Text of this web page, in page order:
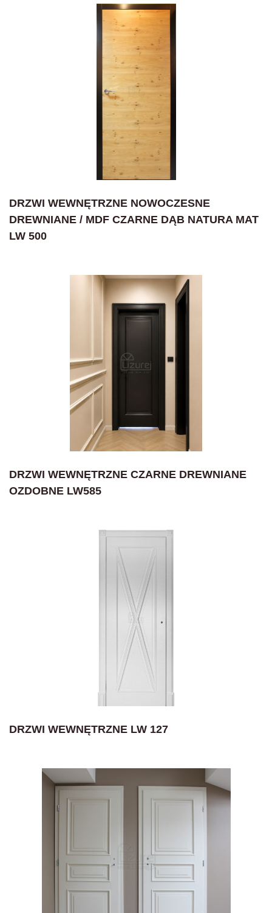
DRZWI WEWNĘTRZNE NOWOCZESNE
DREWNIANE / MDF CZARNE DĄB NATURA MAT
LW 500
DRZWI WEWNĘTRZNE CZARNE DREWNIANE
OZDOBNE LW585
DRZWI WEWNĘTRZNE LW 127